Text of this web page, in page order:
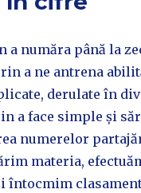
a număra până la
a ne antrena
derulate în
a face simple și
numerelor
materia,
întocmim